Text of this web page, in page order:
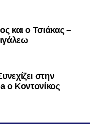
και ο Τσιάκας –
στην
ο Κοντονίκος